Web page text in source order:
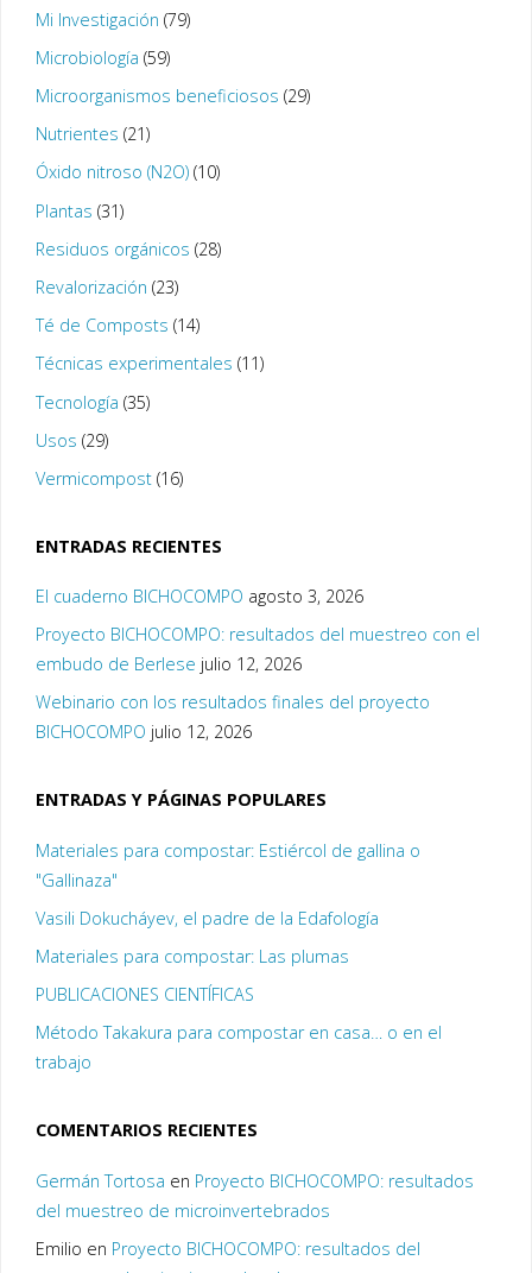
Mi Investigación (79)
Microbiología (59)
Microorganismos beneficiosos (29)
Nutrientes (21)
Óxido nitroso (N2O)(10)
Plantas (31)
Residuos orgánicos (28)
Revalorización (23)
Té de Composts (14)
Técnicas experimentales (11)
Tecnología (35)
Usos (29)
Vermicompost(16)
ENTRADAS RECIENTES
El cuaderno BICHOCOMPO agosto 3, 2026
Proyecto BICHOCOMPO: resultados del muestreo con el
embudo de Berlese julio 12, 2026
Webinario con los resultados finales del proyecto
BICHOCOMPO julio 12, 2026
ENTRADAS Y PÁGINAS POPULARES
Materiales para compostar: Estiércol de gallina o
"Gallinaza"
Vasili Dokucháyev, el padre de la Edafología
Materiales para compostar: Las plumas
PUBLICACIONES CIENTÍFICAS
Método Takakura para compostar en casa… o en el
trabajo
COMENTARIOS RECIENTES
Germán Tortosa en Proyecto BICHOCOMPO: resultados
del muestreo de microinvertebrados
Emilio en Proyecto BICHOCOMPO: resultados del